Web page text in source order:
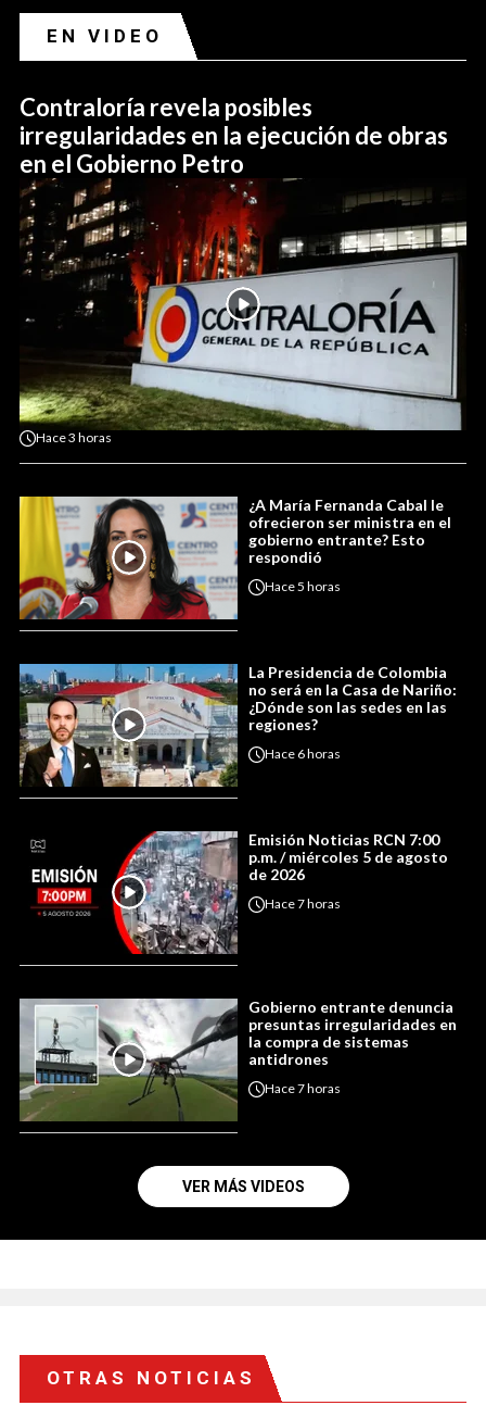
EN VIDEO
Contraloría revela posibles
irregularidades en la ejecución de obras
en el Gobierno Petro
Hace3 horas
¿A María Fernanda Cabal le
ofrecieron ser ministra en el
gobierno entrante? Esto
respondió
Hace5 horas
La Presidencia de Colombia
no será en la Casa de Nariño:
¿Dónde son las sedes en las
regiones?
Hace 6 horas
Emisión Noticias RCN 7:00
p.m. / miércoles 5 de agosto
de 2026
Hace7 horas
Gobierno entrante denuncia
presuntas irregularidades en
la compra de sistemas
antidrones
Hace7 horas
VER MÁS VIDEOS
OTRAS NOTICIAS